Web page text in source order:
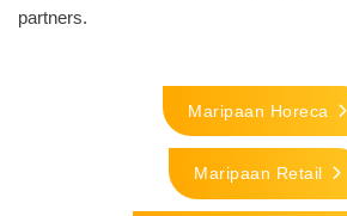
partners.
Maripaan Horeca
Maripaan Retail